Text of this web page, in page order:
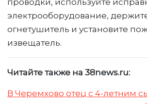
проводки, используйте
электрооборудование,
огнетушитель и установите
извещатель.
Читайте также на 38news.ru:
В Черемхово отец с 4-летним